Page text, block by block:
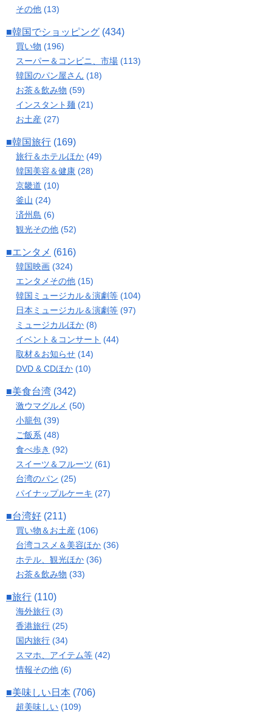
その他 (13)
■韓国でショッピング (434)
買い物 (196)
スーパー＆コンビニ、市場 (113)
韓国のパン屋さん (18)
お茶＆飲み物 (59)
インスタント麺 (21)
お土産 (27)
■韓国旅行 (169)
旅行＆ホテルほか (49)
韓国美容＆健康 (28)
京畿道 (10)
釜山 (24)
済州島 (6)
観光その他 (52)
■エンタメ (616)
韓国映画 (324)
エンタメその他 (15)
韓国ミュージカル＆演劇等 (104)
日本ミュージカル＆演劇等 (97)
ミュージカルほか (8)
イベント＆コンサート (44)
取材＆お知らせ (14)
DVD & CDほか (10)
■美食台湾 (342)
激ウマグルメ (50)
小籠包 (39)
ご飯系 (48)
食べ歩き (92)
スイーツ＆フルーツ (61)
台湾のパン (25)
パイナップルケーキ (27)
■台湾好 (211)
買い物＆お土産 (106)
台湾コスメ＆美容ほか (36)
ホテル、観光ほか (36)
お茶＆飲み物 (33)
■旅行 (110)
海外旅行 (3)
香港旅行 (25)
国内旅行 (34)
スマホ、アイテム等 (42)
情報その他 (6)
■美味しい日本 (706)
超美味しい (109)